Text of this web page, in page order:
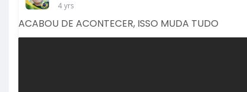
4 yrs
ACABOU DE ACONTECER, ISSO MUDA TUDO